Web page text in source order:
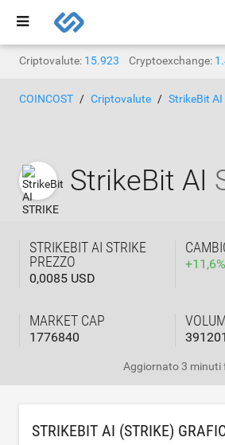
Criptovalute: 15.923 Cryptoexchange:
COINCOST Criptovalute StrikeBit AI
StrikeBit AI
STRIKEBIT AI STRIKE
PREZZO
0,0085 USD
+11,6%
MARKET CAP
1776840 391201
Aggiornato3 minuti
STRIKEBIT AI (STRIKE)